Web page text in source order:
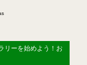
リーを始めよう！お